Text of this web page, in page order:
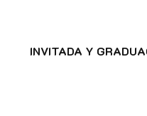
INVITADA Y